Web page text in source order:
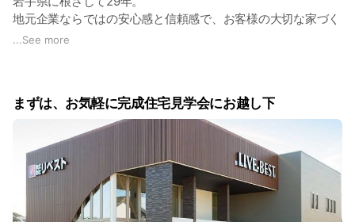
地元企業ならではの安心感と信頼感で、お客様の大切な家づく
りのお手伝いをしています。
することができます。
...See more
まずは、お気軽に完成住宅見学会にお越し下